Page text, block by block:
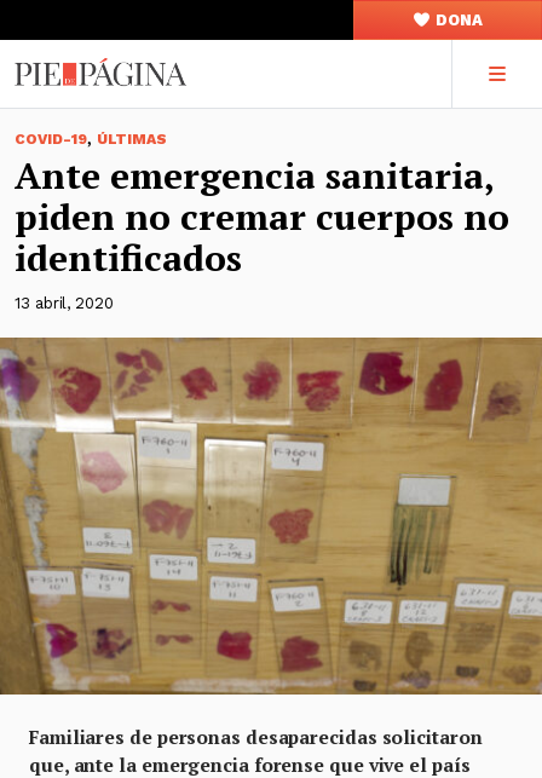
DONA
COVID-19, ÚLTIMAS
Ante emergencia sanitaria,
piden no cremar cuerpos no
identificados
13 abril, 2020
Familiares de personas desaparecidas solicitaron
que, ante la emergencia forense que vive el país